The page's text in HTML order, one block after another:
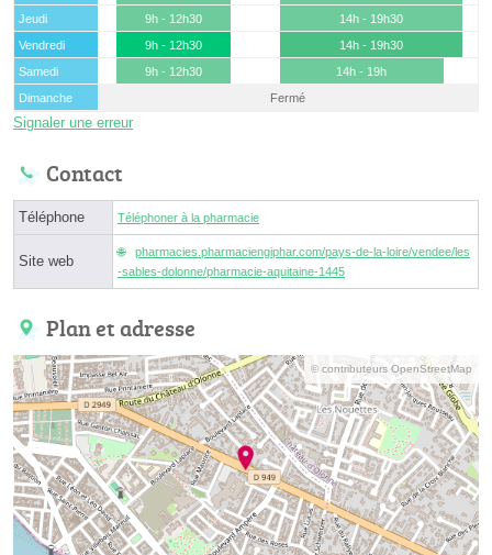
Jeudi
9h - 12h30
14h - 19h30
Vendredi
9h - 12h30
14h - 19h30
Samedi
9h - 12h30
14h - 19h
Dimanche
Fermé
Signaler une erreur
Contact
Téléphone Téléphoner à la pharmacie
Site web
pharmacies.pharmaciengiphar.com/pays-de-la-loire/vendee/les
-sables-dolonne/pharmacie-aquitaine-1445
Plan et adresse
© contributeurs OpenStreetMap